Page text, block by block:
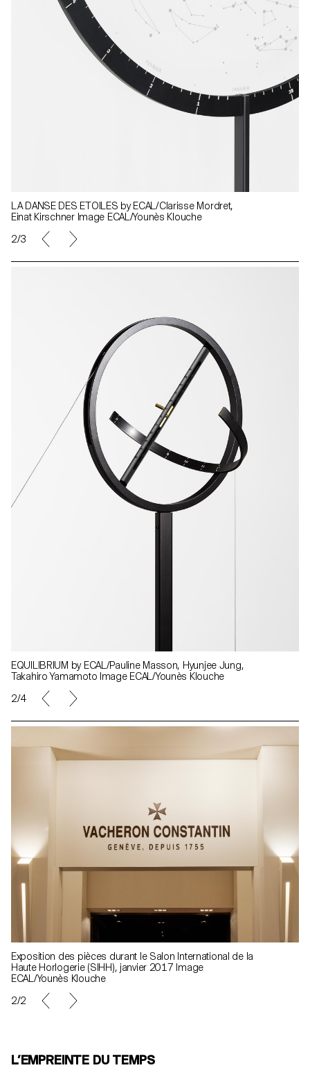
LA DANSE DES ETOILES by ECAL/Clarisse Mordret,
Einat Kirschner Image ECAL/Younès Klouche
2/3
EQUILIBRIUM by ECAL/Pauline Masson, Hyunjee Jung,
Takahiro Yamamoto Image ECAL/Younès Klouche
2/4
Exposition des pièces durant le Salon International de la
Haute Horlogerie (SIHH), janvier 2017 Image
ECAL/Younès Klouche
2/2
L’EMPREINTE DU TEMPS